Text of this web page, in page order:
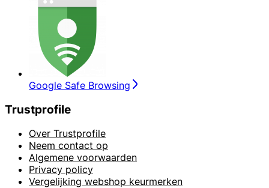
Google Safe Browsing
Trustprofile
Over Trustprofile
Neem contact op
Algemene voorwaarden
Privacy policy
Vergelijking webshop keurmerken